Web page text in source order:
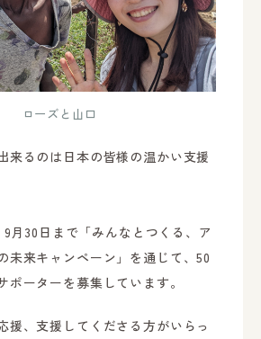
ローズと山口
来るのは日本の皆様の温かい支援
月30日まで「みんなとつくる、ア
未来キャンペーン」を通じて、50
ポーターを募集しています。
援、支援してくださる方がいらっ